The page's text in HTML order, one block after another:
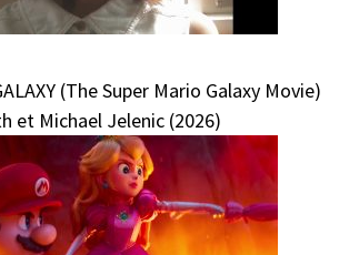
(The Super Mario Galaxy Movie)
et Michael Jelenic (2026)